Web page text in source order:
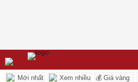
Mới nhất Xem nhiều 💰 Giá vàng